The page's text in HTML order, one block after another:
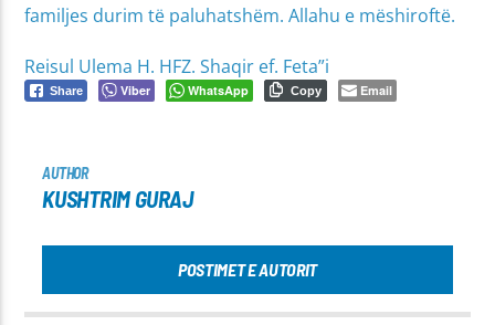
familjes durim të paluhatshëm. Allahu e mëshiroftë.
Reisul Ulema H. HFZ. Shaqir ef. Feta”i
Share Viber WhatsApp Copy Email
AUTHOR
KUSHTRIM GURAJ
POSTIMET E AUTORIT